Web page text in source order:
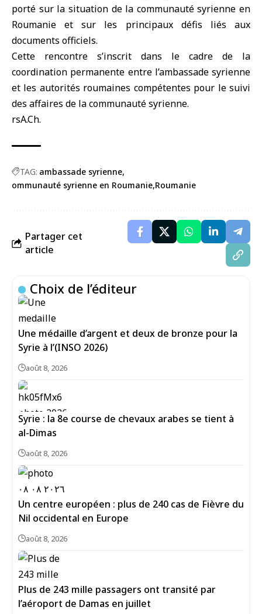
porté sur la situation de la communauté syrienne en
Roumanieet sur les principaux défis liés aux
documents officiels.
Cette rencontre s’inscrit dans le cadre de la
coordination permanente entre l’ambassade syrienne
et les autorités roumaines compétentes pour le suivi
des affaires de la communauté syrienne.
rsA.Ch.
TAG: ambassade syrienne
ommunauté syrienne en Roumanie Roumanie
Partager cet
article
Choix de l’éditeur
Une médaille d’argent et deux de bronze pour la
Syrie à l’(INSO 2026)
août 8, 2026
Syrie : la 8e course de chevaux arabes se tient à
al-Dimas
août 8, 2026
Un centre européen : plus de 240 cas de Fièvre du
Nil occidental en Europe
août 8, 2026
Plus de 243 mille passagers ont transité par
l’aéroport de Damas en juillet